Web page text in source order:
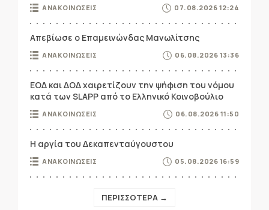
ΑΝΑΚΟΙΝΩΣΕΙΣ 07.08.2026 12:24
Απεβίωσε ο Επαμεινώνδας Μανωλίτσης
ΑΝΑΚΟΙΝΩΣΕΙΣ 06.08.2026 13:36
ΕΟΔ και ΔΟΔ χαιρετίζουν την ψήφιση του νόμου
κατά των SLAPP από το Ελληνικό Κοινοβούλιο
ΑΝΑΚΟΙΝΩΣΕΙΣ 06.08.2026 11:50
Η αργία του Δεκαπενταύγουστου
ΑΝΑΚΟΙΝΩΣΕΙΣ 05.08.2026 16:59
ΠΕΡΙΣΣΟΤΕΡΑ →